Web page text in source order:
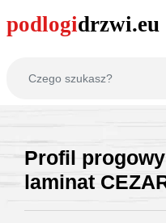
Profil
laminat